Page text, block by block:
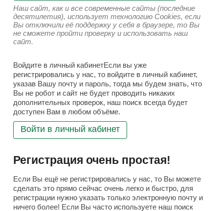
Наш сайт, как и все современные сайты (последние
десятилетия), использует технологию Cookies, если
Вы отключили её поддержку у себя в браузере, то Вы
не сможете пройти проверку и использовать наш
сайт.
Войдите в личный кабинетЕсли вы уже
регистрировались у нас, то войдите в личный кабинет,
указав Вашу почту и пароль, тогда мы будем знать, что
Вы не робот и сайт не будет проводить никаких
дополнительных проверок, наш поиск всегда будет
доступен Вам в любом объёме.
Войти в личный кабинет
Регистрация очень простая!
Если Вы ещё не регистрировались у нас, то Вы можете
сделать это прямо сейчас очень легко и быстро, для
регистрации нужно указать только электронную почту и
ничего более! Если Вы часто используете наш поиск